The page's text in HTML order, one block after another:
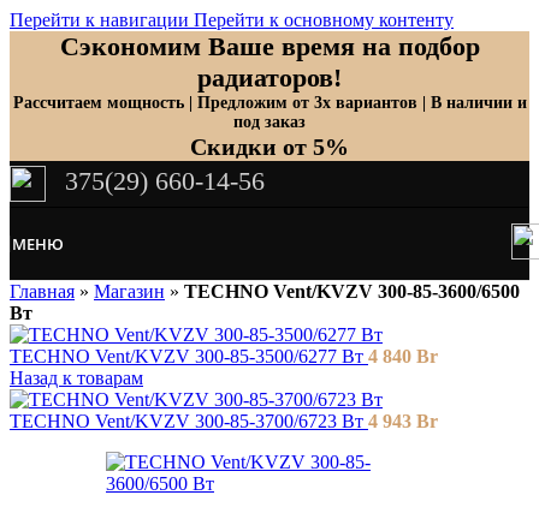
Перейти к навигации Перейти к основному контенту
Сэкономим Ваше время на подбор
радиаторов!
Рассчитаем мощность | Предложим от 3х вариантов | В наличии и
под заказ
Скидки от 5%
375(29) 660-14-56
МЕНЮ
Главная » Магазин » TECHNO Vent/KVZV 300-85-3600/6500
Вт
TECHNO Vent/KVZV 300-85-3500/6277 Вт 4 840 Br
Назад к товарам
TECHNO Vent/KVZV 300-85-3700/6723 Вт 4 943 Br